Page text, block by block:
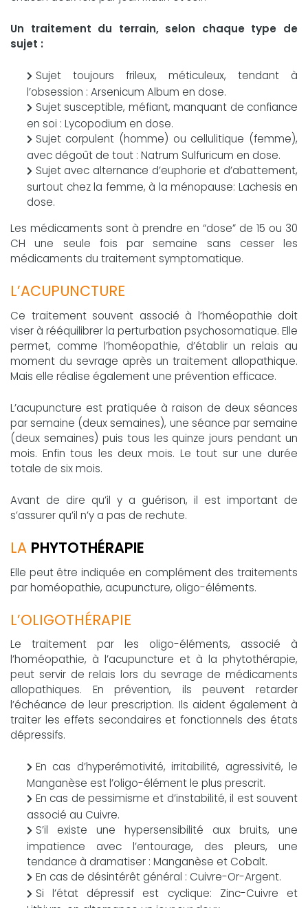
Un traitement du terrain, selon chaque type de
sujet :
Sujet toujours frileux, méticuleux, tendant à
l’obsession : Arsenicum Album en dose.
Sujet susceptible, méfiant, manquant de confiance
en soi : Lycopodium en dose.
Sujet corpulent (homme) ou cellulitique (femme),
avec dégoût de tout : Natrum Sulfuricum en dose.
Sujet avec alternance d’euphorie et d’abattement,
surtout chez la femme, à la ménopause: Lachesis en
dose.
Les médicaments sont à prendre en “dose” de 15 ou 30
CH une seule fois par semaine sans cesser les
médicaments du traitement symptomatique.
L’ACUPUNCTURE
Ce traitement souvent associé à l’homéopathie doit
viser à rééquilibrer la perturbation psychosomatique. Elle
permet, comme l’homéopathie, d’établir un relais au
moment du sevrage après un traitement allopathique.
Mais elle réalise également une prévention efficace.
L’acupuncture est pratiquée à raison de deux séances
par semaine (deux semaines), une séance par semaine
(deux semaines) puis tous les quinze jours pendant un
mois. Enfin tous les deux mois. Le tout sur une durée
totale de six mois.
Avant de dire qu’il y a guérison, il est important de
s’assurer qu’il n’y a pas de rechute.
LA PHYTOTHÉRAPIE
Elle peut être indiquée en complément des traitements
par homéopathie, acupuncture, oligo-éléments.
L’OLIGOTHÉRAPIE
Le traitement par les oligo-éléments, associé à
l’homéopathie, à l’acupuncture et à la phytothérapie,
peut servir de relais lors du sevrage de médicaments
allopathiques. En prévention, ils peuvent retarder
l’échéance de leur prescription. Ils aident également à
traiter les effets secondaires et fonctionnels des états
dépressifs.
En cas d’hyperémotivité, irritabilité, agressivité, le
Manganèse est l’oligo-élément le plus prescrit.
En cas de pessimisme et d’instabilité, il est souvent
associé au Cuivre.
S’il existe une hypersensibilité aux bruits, une
impatience avec l’entourage, des pleurs, une
tendance à dramatiser : Manganèse et Cobalt.
En cas de désintérêt général : Cuivre-Or-Argent.
Si l’état dépressif est cyclique: Zinc-Cuivre et